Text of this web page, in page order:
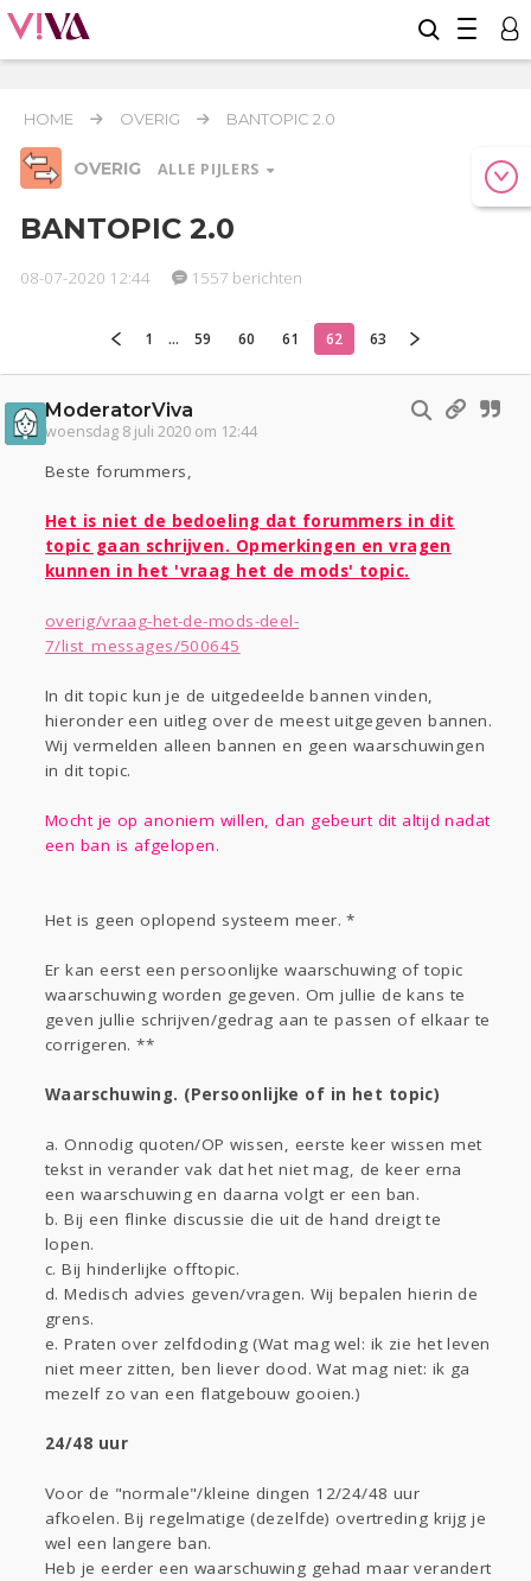
HOME OVERIG BANTOPIC 2.0
OVERIG ALLE PIJLERS
Relaties Werk & Studie Geld & Recht
COVID-19
Overig
Actueel
Oekraïne
Lijf & Lijn
Kinderen
Digi
Zwanger
Psyche
Gevraagd
Horen Doen
Zien
Lezen
BANTOPIC 2.0
08-07-2020 12:44 1557 berichten
1 ... 59 60 61 62 63
ModeratorViva
woensdag 8 juli 2020 om 12:44
Beste forummers,
Het is niet de bedoeling dat forummers in dit
topic gaan schrijven. Opmerkingen en vragen
kunnen in het 'vraag het de mods' topic.
overig/vraag-het-de-mods-deel-
7/list_messages/500645
In dit topic kun je de uitgedeelde bannen vinden,
hieronder een uitleg over de meest uitgegeven bannen.
Wij vermelden alleen bannen en geen waarschuwingen
in dit topic.
Mocht je op anoniem willen, dan gebeurt dit altijd nadat
een ban is afgelopen.
Het is geen oplopend systeem meer. *
Er kan eerst een persoonlijke waarschuwing of topic
waarschuwing worden gegeven. Om jullie de kans te
geven jullie schrijven/gedrag aan te passen of elkaar te
corrigeren. **
Waarschuwing. (Persoonlijke of in het topic)
a. Onnodig quoten/OP wissen, eerste keer wissen met
tekst in verander vak dat het niet mag, de keer erna
een waarschuwing en daarna volgt er een ban.
b. Bij een flinke discussie die uit de hand dreigt te
lopen.
c. Bij hinderlijke offtopic.
d. Medisch advies geven/vragen. Wij bepalen hierin de
grens.
e. Praten over zelfdoding (Wat mag wel: ik zie het leven
niet meer zitten, ben liever dood. Wat mag niet: ik ga
mezelf zo van een flatgebouw gooien.)
24/48 uur
Voor de "normale"/kleine dingen 12/24/48 uur
afkoelen. Bij regelmatige (dezelfde) overtreding krijg je
wel een langere ban.
Heb je eerder een waarschuwing gehad maar verandert